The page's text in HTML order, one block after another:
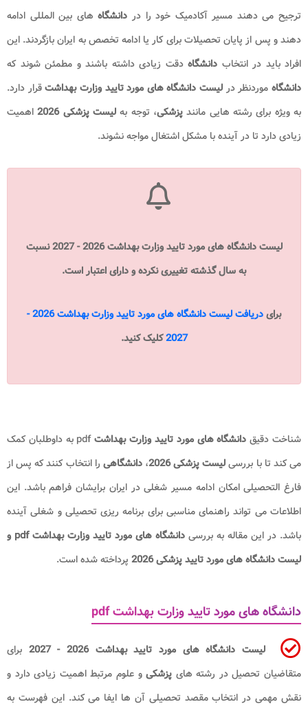
ترجیح می دهند مسیر آکادمیک خود را در دانشگاه های بین المللی ادامه
دهند و پس از پایان تحصیلات برای کار یا ادامه تخصص به ایران بازگردند. این
افراد باید در انتخاب دانشگاهدقت زیادی داشته باشند و مطمئن شوند که
دانشگاه موردنظر در لیست دانشگاه های مورد تایید وزارت بهداشتقرار دارد.
به ویژه برای رشته هایی مانند پزشکی، توجه به لیست پزشکی 2026
اهمیت
زیادی دارد تا در آینده با مشکل اشتغال مواجه نشوند.
لیست دانشگاه های مورد تایید وزارت بهداشت 2026 - 2027 نسبت
به سال گذشته تغییری نکرده و دارای اعتبار است.
برای
دریافت لیست دانشگاه های مورد تایید وزارت بهداشت 2026 -
2027کلیک کنید.
شناخت دقیق دانشگاه های مورد تایید وزارت بهداشت
pdf به داوطلبان کمک
می کند تا با بررسیلیست پزشکی 2026 ،دانشگاهی را انتخاب کنند که پس از
فارغ التحصیلی امکان ادامه مسیر شغلی در ایران برایشان فراهم باشد. این
اطلاعات می تواند راهنمای مناسبی برای برنامه ریزی تحصیلی و شغلی آینده
باشد. در این مقاله به بررسی
دانشگاه های مورد تایید وزارت بهداشت pdf و
لیست دانشگاه های مورد تایید پزشکی 2026
پرداخته شده است.
دانشگاه های مورد تایید وزارت بهداشت pdf
لیست دانشگاه های مورد تایید بهداشت 2026 - 2027
برای
متقاضیان تحصیل در رشته های پزشکیو علوم مرتبط اهمیت زیادی دارد و
نقش مهمی در انتخاب مقصد تحصیلی آن ها ایفا می کند. این فهرست به